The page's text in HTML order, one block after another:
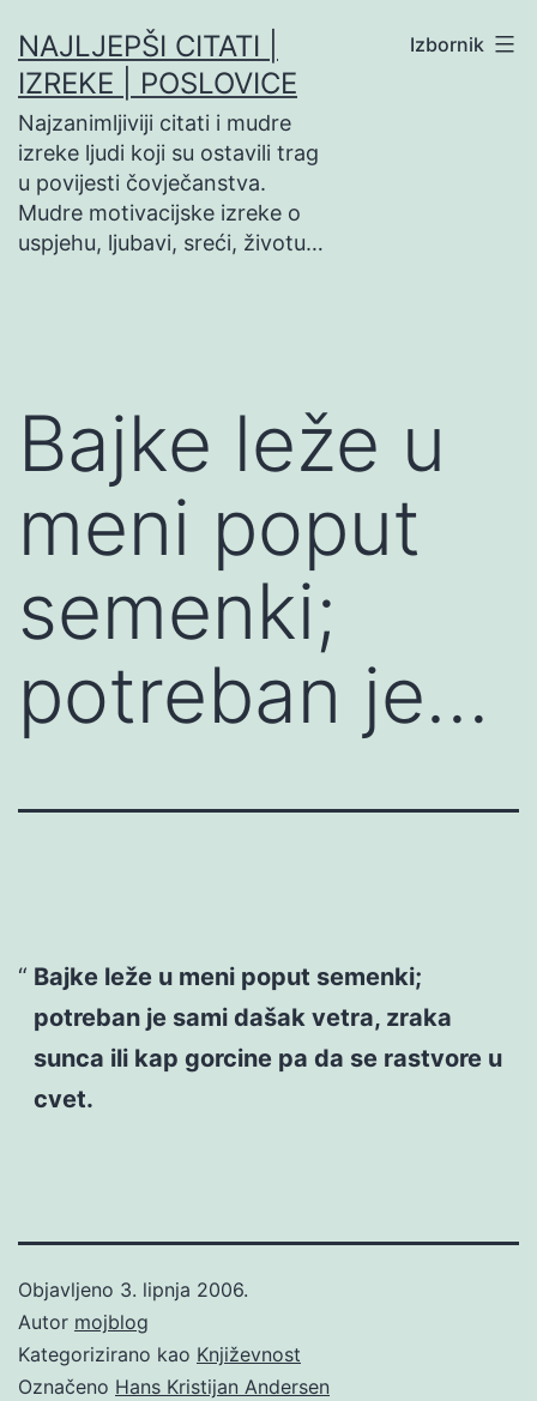
na
sadržaj
NAJLJEPŠI CITATI |
IZREKE | POSLOVICE
Najzanimljiviji citati i mudre
izreke ljudi koji su ostavili trag
u povijesti čovječanstva.
Mudre motivacijske izreke o
uspjehu, ljubavi, sreći, životu…
Izbornik
Bajke leže u
meni poput
semenki;
potreban je…
Bajke leže u meni poput semenki;
potreban je sami dašak vetra, zraka
sunca ili kap gorcine pa da se rastvore u
cvet.
Objavljeno 3. lipnja 2006.
Autor mojblog
Kategorizirano kao Književnost
Označeno Hans Kristijan Andersen